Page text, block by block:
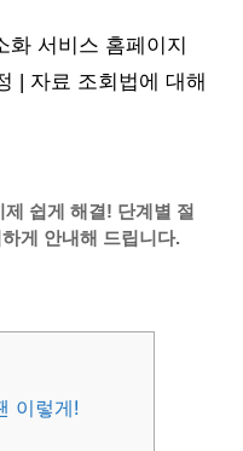
화 서비스 홈페이지
| 자료 조회법에 대해
쉽게 해결! 단계별 절
게 안내해 드립니다.
이렇게!